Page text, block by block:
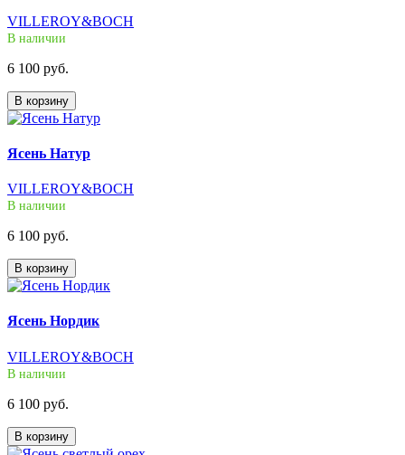
VILLEROY&BOCH
В наличии
6 100 руб.
В корзину
Ясень Натур
VILLEROY&BOCH
В наличии
6 100 руб.
В корзину
Ясень Нордик
VILLEROY&BOCH
В наличии
6 100 руб.
В корзину